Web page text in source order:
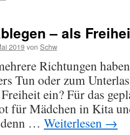
– als
2019von Schw
Richtungen
Tun oder zum
ein? Für das
für Mädchen in Kita
denn … Weiterlesen →